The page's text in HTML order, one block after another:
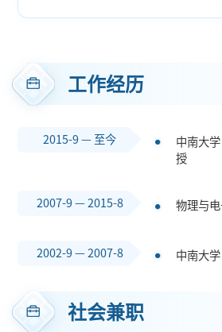
工作经历
2015-9 — 至今
中南大学
授
2007-9 — 2015-8 物理与电
2002-9 — 2007-8 中南大学
社会兼职